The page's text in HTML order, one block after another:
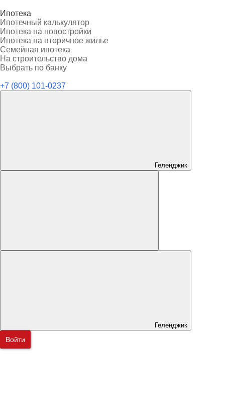
Ипотека
Ипотечный калькулятор
Ипотека на новостройки
Ипотека на вторичное жилье
Семейная ипотека
На строительство дома
Выбрать по банку
+7 (800) 101-0237
Геленджик
Геленджик
Войти